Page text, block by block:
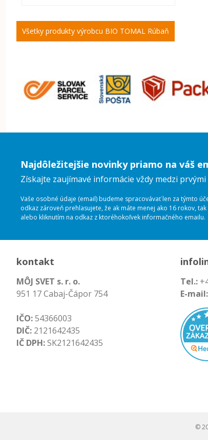
Všetky produkty výrobcu BIO TOMAL Rúbaň
Najdôležitejšie novinky priamo na váš
Získajte zaujímavé informácie vždy medzi prvými
Vaše osobné údaje (email) budeme spracovávať len za týmto
odkaz zároveň prehlasujete, že ak máte menej ako 16 rokov,
alebo kliknutím na odkaz z ktoréhokoľvek informačného emailu.
kontakt
MÔJ SVET s. r. o.
951 17 Cabaj-Čápor 754
IČO:54366003
DIČ: 2121642435
IČ DPH:SK2121642435
Tel.:
E-mail:
©